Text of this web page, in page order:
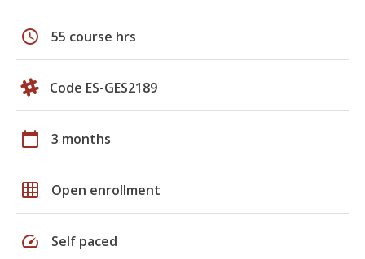
schedule 55 course hrs
Code ES-GES2189
calendar_today 3 months
grid_on Open enrollment
speed Self paced